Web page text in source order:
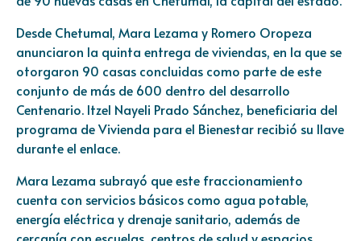
Desde Chetumal, Mara Lezama y Romero Oropeza
anunciaron la quinta entrega de viviendas, en la que se
otorgaron 90 casas concluidas como parte de este
conjunto de más de 600 dentro del desarrollo
Centenario. Itzel Nayeli Prado Sánchez, beneficiaria del
programa de Vivienda para el Bienestar recibió su llave
durante el enlace.
Mara Lezama subrayó que este fraccionamiento
cuenta con servicios básicos como agua potable,
energía eléctrica y drenaje sanitario, además de